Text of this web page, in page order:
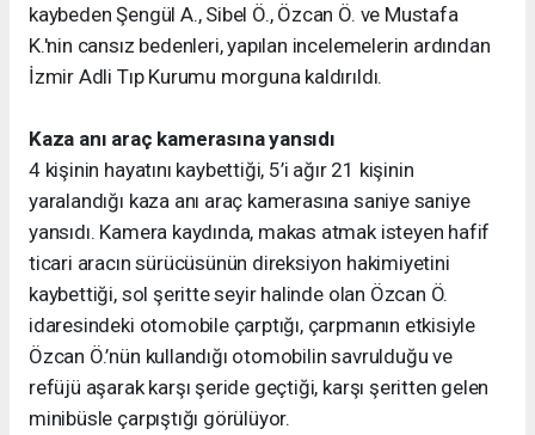
kaybeden Şengül A., Sibel Ö., Özcan Ö. ve Mustafa
K.'nin cansız bedenleri, yapılan incelemelerin ardından
İzmir Adli Tıp Kurumu morguna kaldırıldı.
Kaza anı araç kamerasına yansıdı
4 kişinin hayatını kaybettiği, 5’i ağır 21 kişinin
yaralandığı kaza anı araç kamerasına saniye saniye
yansıdı. Kamera kaydında, makas atmak isteyen hafif
ticari aracın sürücüsünün direksiyon hakimiyetini
kaybettiği, sol şeritte seyir halinde olan Özcan Ö.
idaresindeki otomobile çarptığı, çarpmanın etkisiyle
Özcan Ö.’nün kullandığı otomobilin savrulduğu ve
refüjü aşarak karşı şeride geçtiği, karşı şeritten gelen
minibüsle çarpıştığı görülüyor.